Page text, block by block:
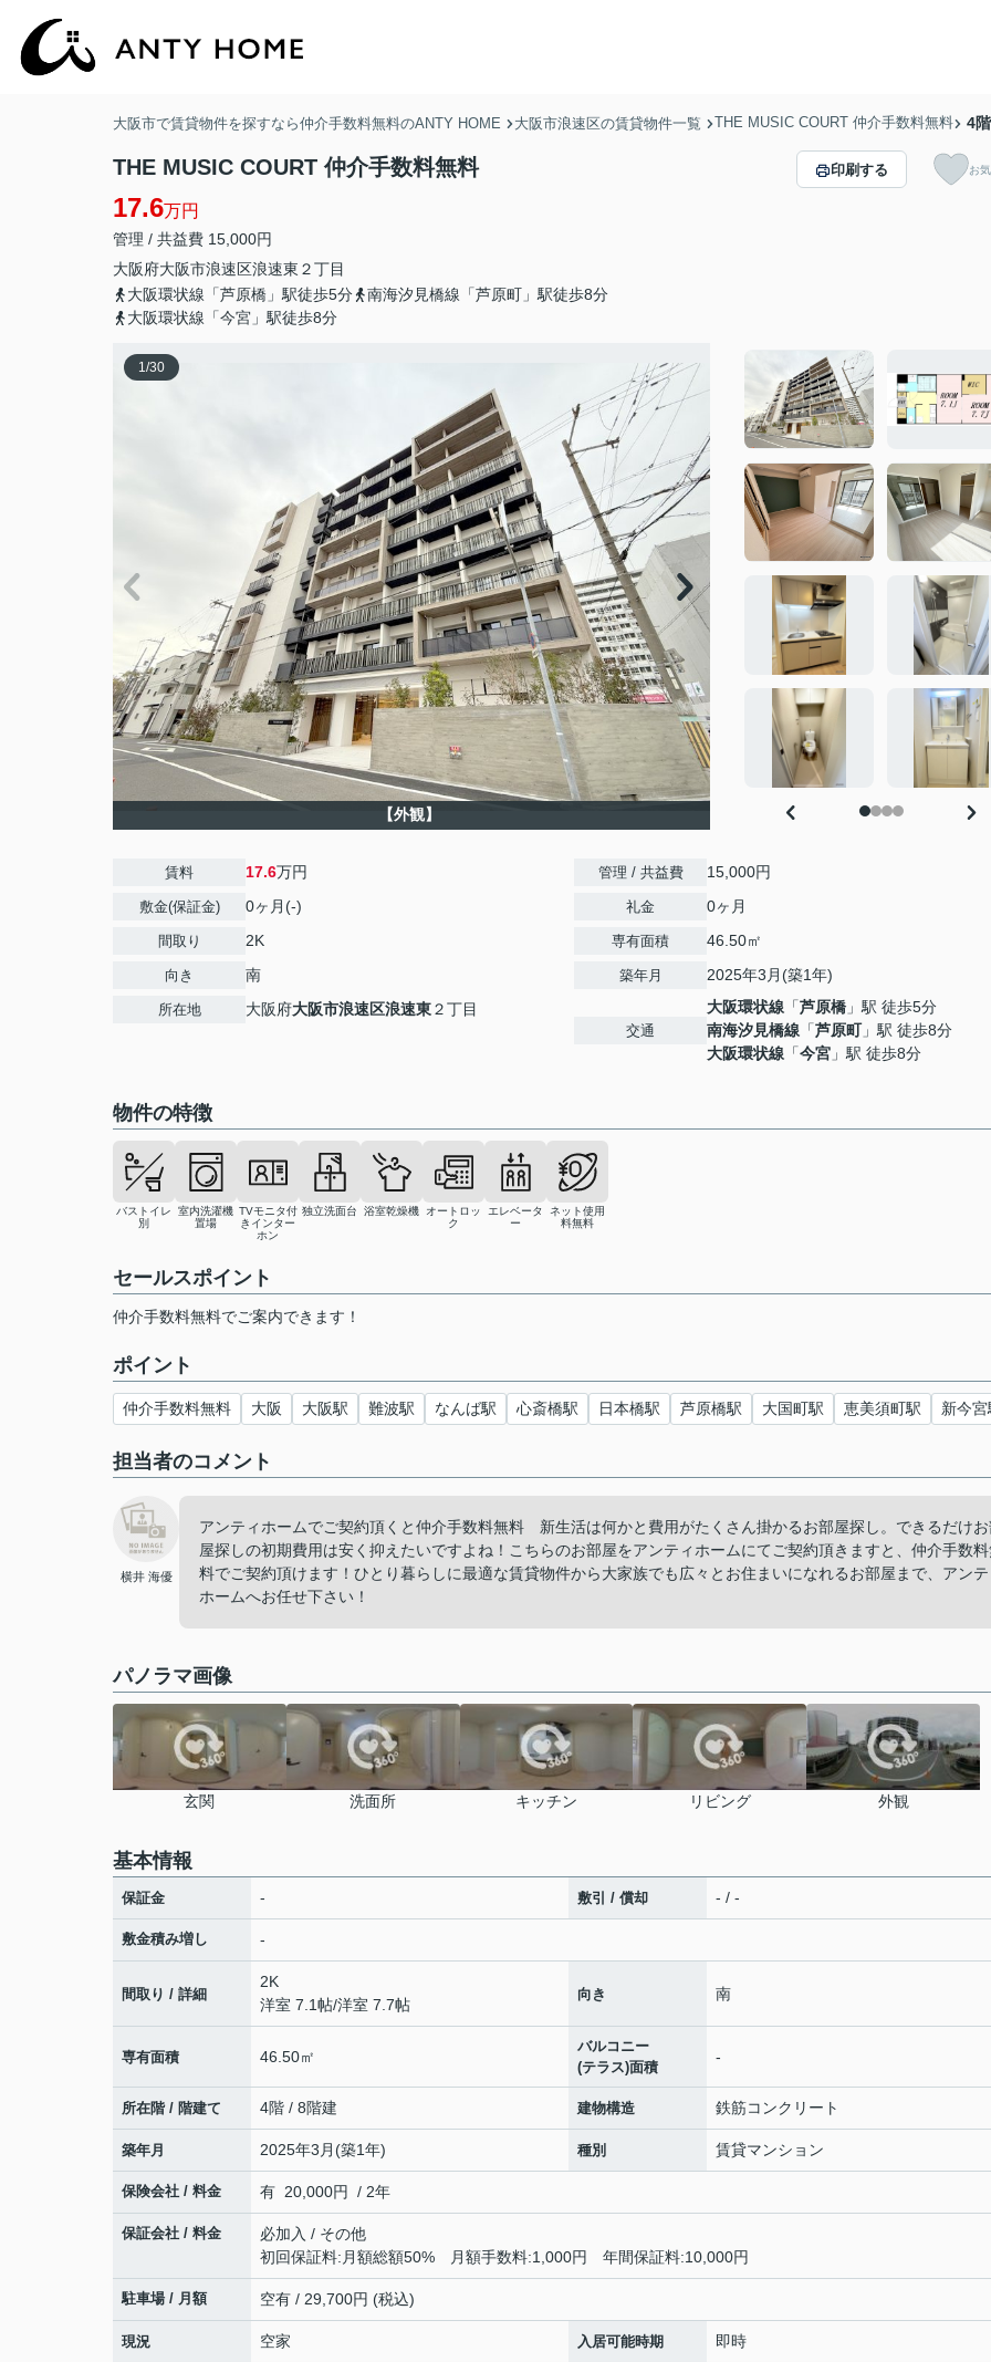
大阪市で賃貸物件を探すなら仲介手数料無料のANTY HOME 大阪市浪速区の賃貸物件一覧 THE MUSIC COURT 仲介手数料無料 4階
THE MUSIC COURT 仲介手数料無料
17.6万円
管理 / 共益費 15,000円
大阪府大阪市浪速区浪速東 ２丁目
大阪環状線「芦原橋」駅徒歩5分
南海汐見橋線「芦原町」駅徒歩8分
大阪環状線「今宮」駅徒歩8分
印刷する お
1/30
【外観】
賃料 17.6万円
敷金(保証金) 0ヶ月(-)
間取り 2K
向き 南
所在地 大阪府大阪市浪速区浪速東２丁目
管理 / 共益費 15,000円
礼金 0ヶ月
専有面積 46.50㎡
築年月 2025年3月(築1年)
交通
大阪環状線 「芦原橋 」駅 徒歩5分
南海汐見橋線 「芦原町」駅 徒歩8分
大阪環状線 「今宮 」駅 徒歩8分
物件の特徴
バストイレ
別
室内洗濯機
置場
TVモニタ付
きインター
ホン
独立洗面台 浴室乾燥機
オートロッ
ク
エレベータ
ー
ネット使用
料無料
セールスポイント
仲介手数料無料でご案内できます！
ポイント
仲介手数料無料 大阪 大阪駅 難波駅 なんば駅 心斎橋駅 日本橋駅 芦原橋駅 大国町駅 恵美須町駅 新今宮
担当者のコメント
横井 海優
アンティホームでご契約頂くと仲介手数料無料 新生活は何かと費用がたくさん掛かるお部屋探し。できるだけ
屋探しの初期費用は安く抑えたいですよね！こちらのお部屋をアンティホームにてご契約頂きますと、仲介手数
料でご契約頂けます！ひとり暮らしに最適な賃貸物件から大家族でも広々とお住まいになれるお部屋まで、アン
ホームへお任せ下さい！
パノラマ画像
玄関 洗面所 キッチン リビング 外観
基本情報
保証金 - 敷引 / 償却 - / -
敷金積み増し -
間取り / 詳細
2K
洋室 7.1帖/洋室 7.7帖
向き 南
専有面積 46.50㎡
バルコニー
(テラス)面積
-
所在階 / 階建て 4階 / 8階建 建物構造 鉄筋コンクリート
築年月 2025年3月(築1年) 種別 賃貸マンション
保険会社 / 料金 有 20,000円 / 2年
保証会社 / 料金
必加入 / その他
初回保証料:月額総額50% 月額手数料:1,000円 年間保証料:10,000円
駐車場 / 月額 空有 / 29,700円 (税込)
現況 空家 入居可能時期 即時